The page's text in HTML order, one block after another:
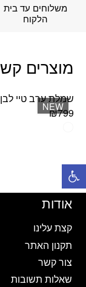
משלוחים עד בית
הלקוח
מוצרים
NEW
שמלת ערב טיי לבן
₪799
מספר
סוגים.
ניתן
לבחור
את
בעמוד
המוצר
אודות
קצת עלינו
תקנון האתר
צור קשר
שאלות תשובות
פתח סרגל נגישות